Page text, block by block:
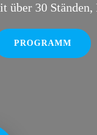
30
PROGRAMM